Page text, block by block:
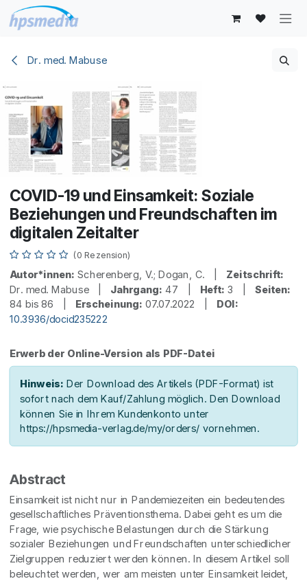
Zum Inhalt springen
Dr. med. Mabuse
COVID-19 und Einsamkeit: Soziale
Beziehungen und Freundschaften im
digitalen Zeitalter
(0 Rezension)
Autor*innen: Scherenberg, V.; Dogan, C. | Zeitschrift:
Dr. med. Mabuse | Jahrgang: 47 | Heft: 3 | Seiten:
84 bis 86 | Erscheinung: 07.07.2022 | DOI:
10.3936/docid235222
Erwerb der Online-Version als PDF-Datei
Hinweis: Der Download des Artikels (PDF-Format) ist
sofort nach dem Kauf/Zahlung möglich. Den Download
können Sie in Ihrem Kundenkonto unter
https://hpsmedia-verlag.de/my/orders/ vornehmen.
Abstract
Einsamkeit ist nicht nur in Pandemiezeiten ein bedeutendes
gesellschaftliches Präventionsthema. Dabei geht es um die
Frage, wie psychische Belastungen durch die Stärkung
sozialer Beziehungen und Freundschaften unterschiedlicher
Zielgruppen reduziert werden können. In diesem Artikel soll
beleuchtet werden, wer am meisten unter Einsamkeit leidet,